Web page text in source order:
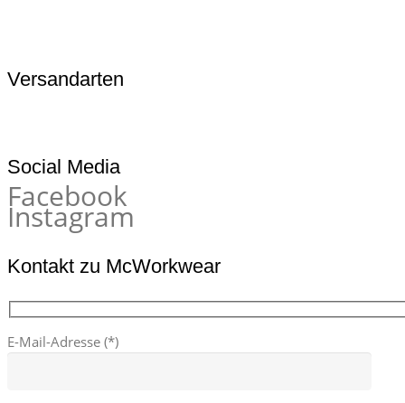
Versandarten
Social Media
Facebook
Instagram
Kontakt zu McWorkwear
E-Mail-Adresse (*)